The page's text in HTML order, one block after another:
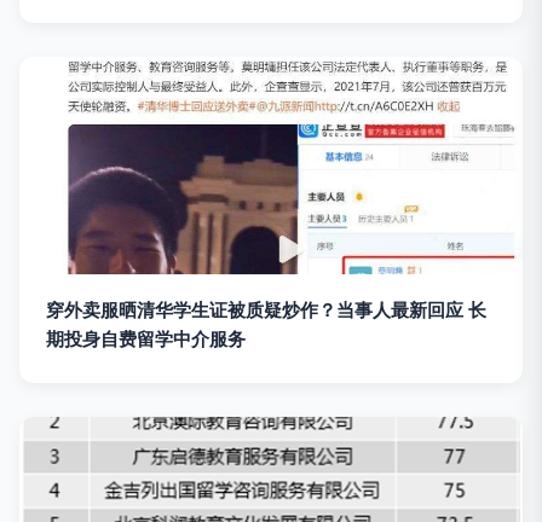
穿外卖服晒清华学生证被质疑炒作？当事人最新回应 长
期投身自费留学中介服务